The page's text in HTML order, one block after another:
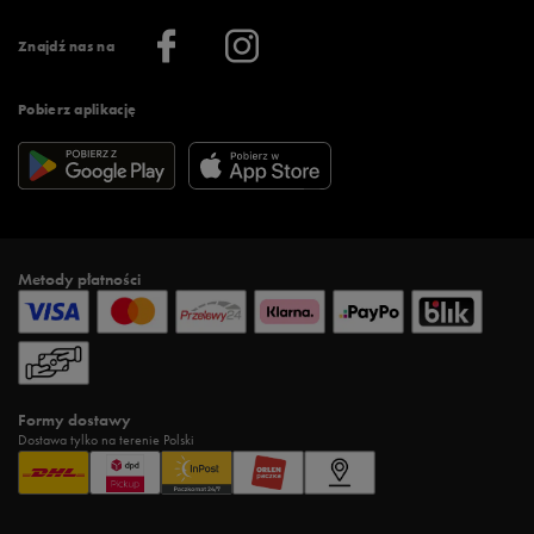
Znajdź nas na
Pobierz aplikację
Więcej regulaminów >
Informacje o firmie
Metody płatności
Formy dostawy
Dostawa tylko na terenie Polski